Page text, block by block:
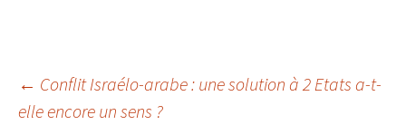
Navigation
← Conflit Israélo-arabe : une solution à 2 Etats a-t-
elle encore un sens ?